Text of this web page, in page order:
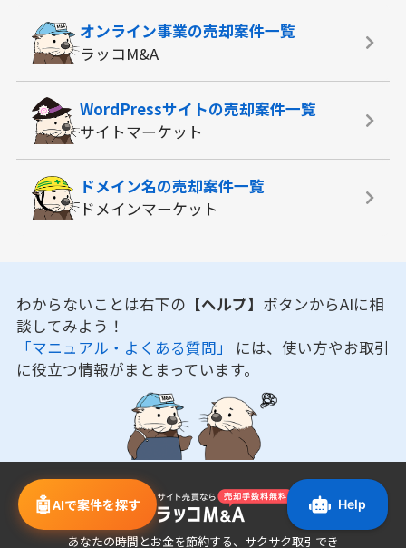
🤖AIで案件を探す
オンライン事業の売却案件一覧
ラッコM&A
WordPressサイトの売却案件一覧
サイトマーケット
ドメイン名の売却案件一覧
ドメインマーケット
わからないことは右下の 【ヘルプ】 ボタンからAIに相
談してみよう！
「マニュアル・よくある質問」 には、使い方やお取引
に役立つ情報がまとまっています。
あなたの時間とお金を節約する、サクサク取引でき